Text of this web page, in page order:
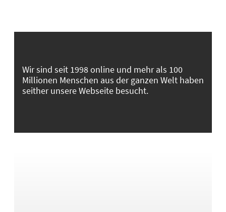
Wir sind seit 1998 online und mehr als 100
Millionen Menschen aus der ganzen Welt haben
seither unsere Webseite besucht.